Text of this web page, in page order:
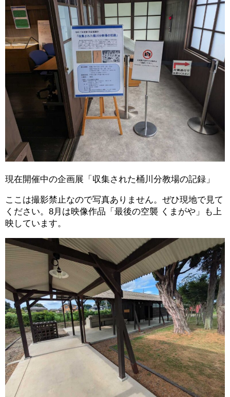
現在開催中の企画展「収集された桶川分教場の記録」
ここは撮影禁止なので写真ありません。ぜひ現地で見て
ください。8月は映像作品「最後の空襲 くまがや」も上
映しています。